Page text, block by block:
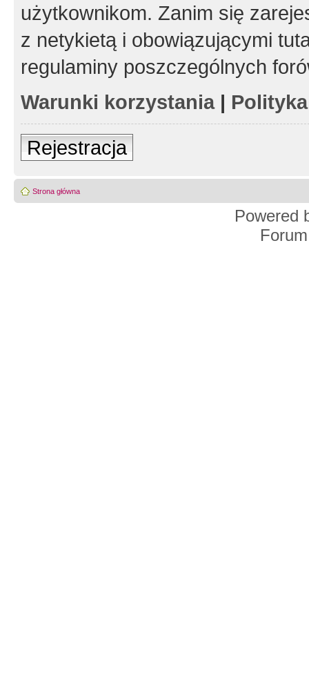
użytkownikom. Zanim się
z netykietą i obowiązującymi
regulaminy poszczególnych
Warunki korzystania|
Rejestracja
Strona główna
Powered